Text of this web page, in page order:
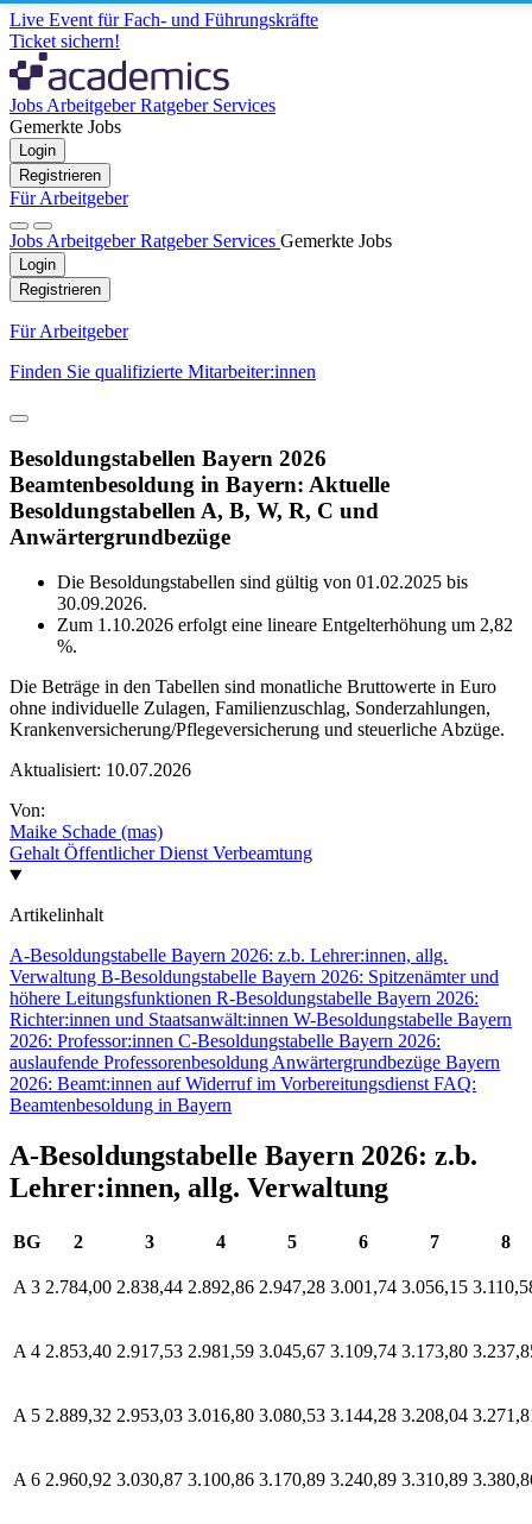
Live Event für Fach- und Führungskräfte
Ticket sichern!
Jobs ArbeitgeberRatgeber Services
Gemerkte Jobs
Login
Registrieren
Für Arbeitgeber
Jobs ArbeitgeberRatgeber Services Gemerkte Jobs
Login
Registrieren
Für Arbeitgeber
Finden Sie qualifizierte Mitarbeiter:innen
Besoldungstabellen Bayern 2026
Beamtenbesoldung in Bayern: Aktuelle
Besoldungstabellen A, B, W, R, C und
Anwärtergrundbezüge
Die Besoldungstabellen sind gültig von 01.02.2025 bis
30.09.2026.
Zum 1.10.2026 erfolgt eine lineare Entgelterhöhung um 2,82
%.
Die Beträge in den Tabellen sind monatliche Bruttowerte in Euro
ohne individuelle Zulagen, Familienzuschlag, Sonderzahlungen,
Krankenversicherung/Pflegeversicherung und steuerliche Abzüge.
Aktualisiert: 10.07.2026
Von:
Maike Schade (mas)
Gehalt Öffentlicher Dienst Verbeamtung
Artikelinhalt
A-Besoldungstabelle Bayern 2026: z.b. Lehrer:innen, allg.
Verwaltung B-Besoldungstabelle Bayern 2026: Spitzenämter und
höhere Leitungsfunktionen R-Besoldungstabelle Bayern 2026:
Richter:innen und Staatsanwält:innen W-Besoldungstabelle Bayern
2026: Professor:innen C-Besoldungstabelle Bayern 2026:
auslaufende ProfessorenbesoldungAnwärtergrundbezüge Bayern
2026: Beamt:innen auf Widerruf im VorbereitungsdienstFAQ:
Beamtenbesoldung in Bayern
A-Besoldungstabelle Bayern 2026: z.b.
Lehrer:innen, allg. Verwaltung
BG 2 3 4 5 6 7 8
A 3 2.784,00 2.838,44 2.892,86 2.947,28 3.001,74 3.056,15
A 4 2.853,40 2.917,53 2.981,59 3.045,67 3.109,74 3.173,80
A 5 2.889,32 2.953,03 3.016,80 3.080,53 3.144,28 3.208,04
A 6 2.960,92 3.030,87 3.100,86 3.170,89 3.240,89 3.310,89